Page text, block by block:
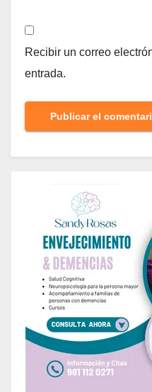
Recibir un correo
entrada.